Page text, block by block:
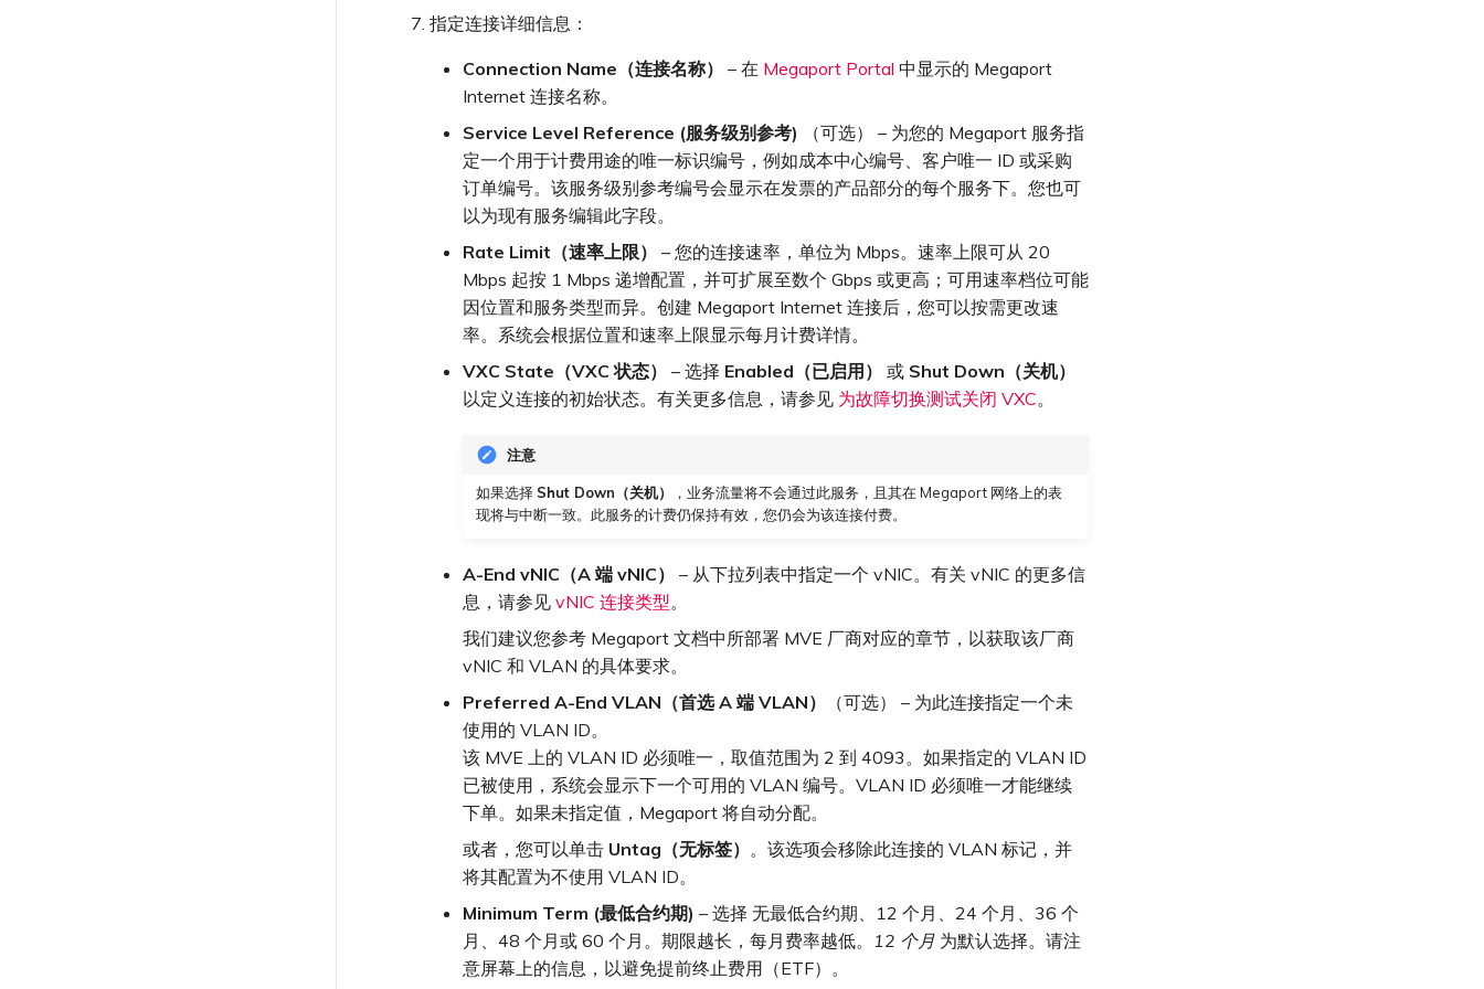
指定连接详细信息：
Connection Name（连接名称） – 在 Megaport Portal 中显示的 Megaport
Internet 连接名称。
Service Level Reference (服务级别参考) （可选） – 为您的 Megaport 服务指
定一个用于计费用途的唯一标识编号，例如成本中心编号、客户唯一 ID 或采购
订单编号。该服务级别参考编号会显示在发票的产品部分的每个服务下。您也可
以为现有服务编辑此字段。
Rate Limit（速率上限）
– 您的连接速率，单位为 Mbps。速率上限可从 20
Mbps 起按 1 Mbps 递增配置，并可扩展至数个 Gbps 或更高；可用速率档位可能
因位置和服务类型而异。创建 Megaport Internet 连接后，您可以按需更改速
率。系统会根据位置和速率上限显示每月计费详情。
VXC State（VXC 状态）
– 选择 Enabled（已启用） 或 Shut Down（关机）
以定义连接的初始状态。有关更多信息，请参见 为故障切换测试关闭 VXC。
注意
如果选择 Shut Down（关机）
，业务流量将不会通过此服务，且其在 Megaport 网络上的表
现将与中断一致。此服务的计费仍保持有效，您仍会为该连接付费。
A-End vNIC（A 端 vNIC）
– 从下拉列表中指定一个 vNIC。有关 vNIC 的更多信
息，请参见 vNIC 连接类型。
我们建议您参考 Megaport 文档中所部署 MVE 厂商对应的章节，以获取该厂商
vNIC 和 VLAN 的具体要求。
Preferred A-End VLAN（首选 A 端 VLAN）
（可选） – 为此连接指定一个未
使用的 VLAN ID。
该 MVE 上的 VLAN ID 必须唯一，取值范围为 2 到 4093。如果指定的 VLAN ID
已被使用，系统会显示下一个可用的 VLAN 编号。VLAN ID 必须唯一才能继续
下单。如果未指定值，Megaport 将自动分配。
或者，您可以单击 Untag（无标签） 。该选项会移除此连接的 VLAN 标记，并
将其配置为不使用 VLAN ID。
Minimum Term (最低合约期) – 选择 无最低合约期、12 个月、24 个月、36 个
月、48 个月或 60 个月。期限越长，每月费率越低。 12 个月 为默认选择。请注
意屏幕上的信息，以避免提前终止费用（ETF）。